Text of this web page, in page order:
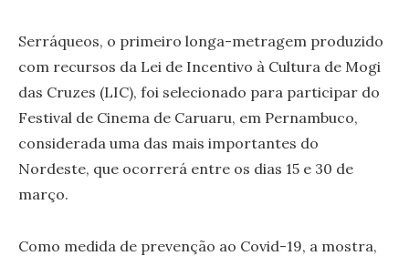
Serráqueos, o primeiro longa-metragem produzido
com recursos da Lei de Incentivo à Cultura de Mogi
das Cruzes (LIC), foi selecionado para participar do
Festival de Cinema de Caruaru, em Pernambuco,
considerada uma das mais importantes do
Nordeste, que ocorrerá entre os dias 15 e 30 de
março.
Como medida de prevenção ao Covid-19, a mostra,